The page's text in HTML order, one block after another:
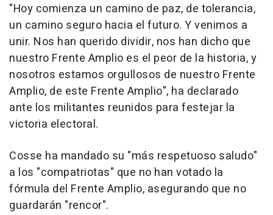
"Hoy comienza un camino de paz, de tolerancia,
un camino seguro hacia el futuro. Y venimos a
unir. Nos han querido dividir, nos han dicho que
nuestro Frente Amplio es el peor de la historia, y
nosotros estamos orgullosos de nuestro Frente
Amplio, de este Frente Amplio", ha declarado
ante los militantes reunidos para festejar la
victoria electoral.
Cosse ha mandado su "más respetuoso saludo"
a los "compatriotas" que no han votado la
fórmula del Frente Amplio, asegurando que no
guardarán "rencor".